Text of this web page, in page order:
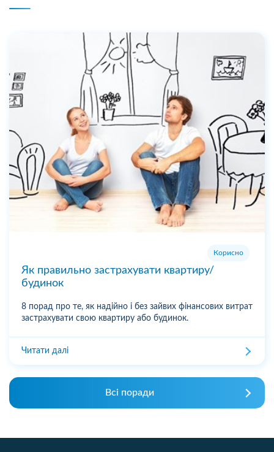
Корисно
Як правильно застрахувати квартиру/
будинок
8 порад про те, як надійно і без зайвих фінансових витрат
застрахувати свою квартиру або будинок.
Читати далі
Всі поради